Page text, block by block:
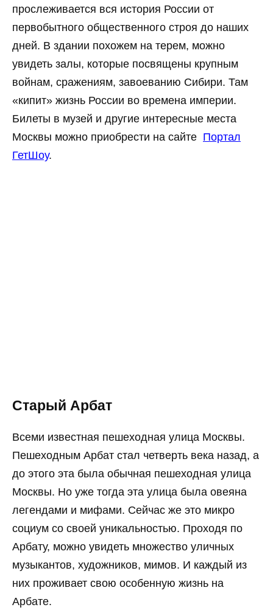
прослеживается вся история России от
первобытного общественного строя до наших
дней. В здании похожем на терем, можно
увидеть залы, которые посвящены крупным
войнам, сражениям, завоеванию Сибири. Там
«кипит» жизнь России во времена империи.
Билеты в музей и другие интересные места
Москвы можно приобрести на сайте Портал
ГетШоу.
Старый Арбат
Всеми известная пешеходная улица Москвы.
Пешеходным Арбат стал четверть века назад, а
до этого эта была обычная пешеходная улица
Москвы. Но уже тогда эта улица была овеяна
легендами и мифами. Сейчас же это микро
социум со своей уникальностью. Проходя по
Арбату, можно увидеть множество уличных
музыкантов, художников, мимов. И каждый из
них проживает свою особенную жизнь на
Арбате.